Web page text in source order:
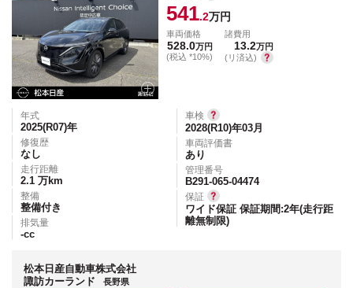
541.2万円
車両価格
528.0万円
(税込 *10%)
諸費用
13.2万円
(リ済込)
年式
2025(R07)年
修復歴
なし
走行距離
2.1 万km
整備
整備付き
排気量
-cc
車検
2028(R10)年03月
車両評価書
あり
管理番号
B291-065-04474
保証
ワイド保証 保証期間:2年(走行距
離無制限)
松本日産自動車株式会社
諏訪カーランド
長野県